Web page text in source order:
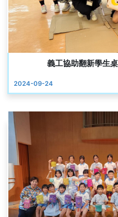
義工協助翻新學生
2024-09-24